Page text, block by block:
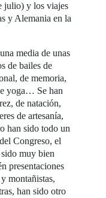
julio) y los viajes
y Alemania en la
media de unas
de bailes de
de memoria,
yoga… Se han
de natación,
de artesanía,
han sido todo un
Congreso, el
muy bien
presentaciones
montañistas,
han sido otro